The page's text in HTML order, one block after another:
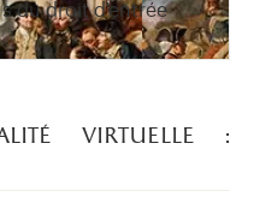
du droit d'entrée
virtuelle :